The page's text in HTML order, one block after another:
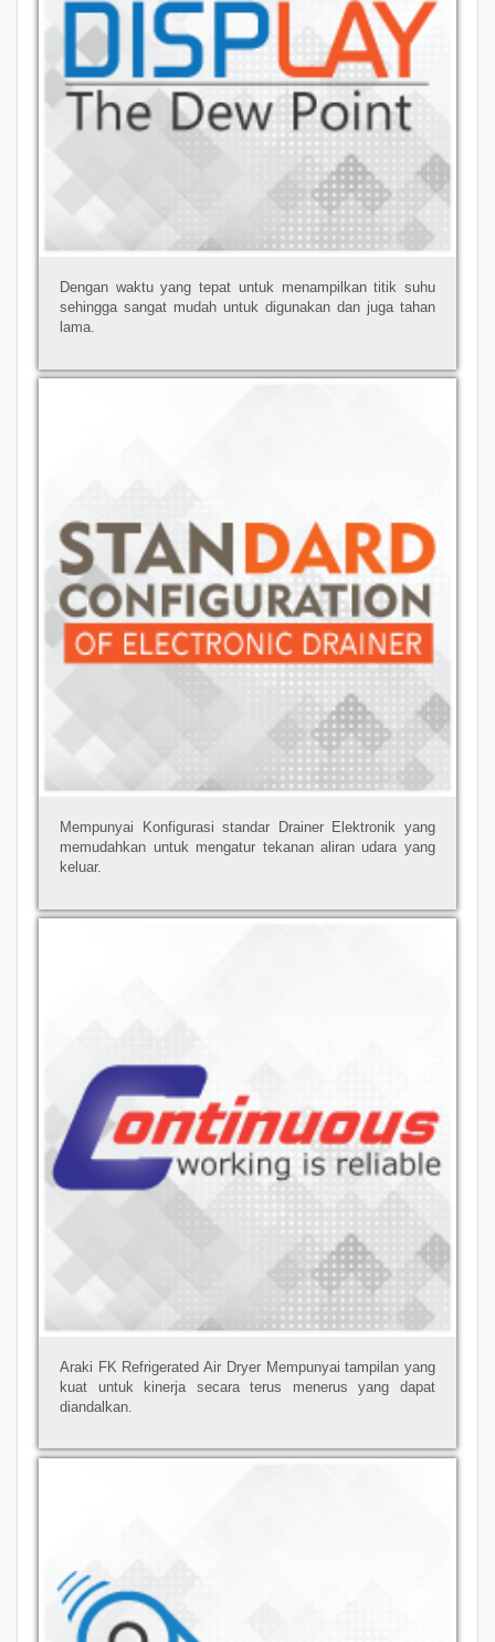
Dengan waktu yang tepat untuk menampilkan titik suhu
sehingga sangat mudah untuk digunakan dan juga tahan
lama.
Mempunyai Konfigurasi standar Drainer Elektronik yang
memudahkan untuk mengatur tekanan aliran udara yang
keluar.
Araki FK Refrigerated Air Dryer Mempunyai tampilan yang
kuat untuk kinerja secara terus menerus yang dapat
diandalkan.